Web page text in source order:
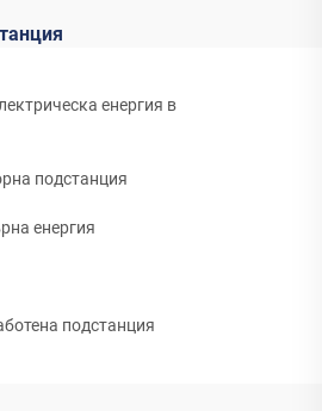
енергия в
подстанция
енергия
подстанция